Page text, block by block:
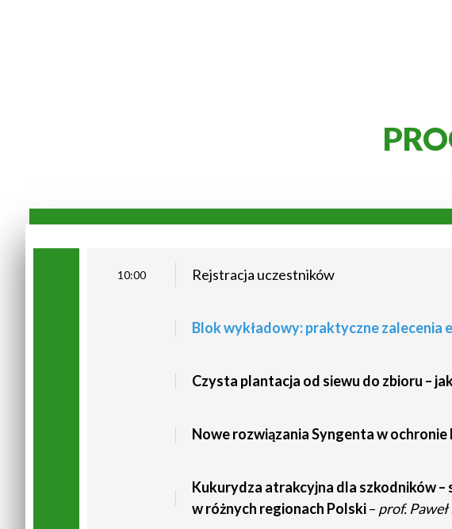
10:00 Rejstracja uczestników
Blok wykładowy: praktyczne zalecenia
Czysta plantacja od siewu do zbioru –
Nowe rozwiązania Syngenta w
Kukurydza atrakcyjna dla szkodników
w różnych regionach Polski– prof.